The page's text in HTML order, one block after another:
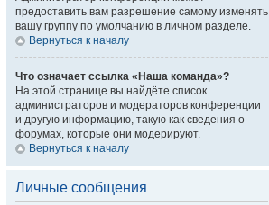
предоставить вам разрешение самому изменять
вашу группу по умолчанию в личном разделе.
Вернуться к началу
Что означает ссылка «Наша команда»?
На этой странице вы найдёте список
администраторов и модераторов конференции
и другую информацию, такую как сведения о
форумах, которые они модерируют.
Вернуться к началу
Личные сообщения